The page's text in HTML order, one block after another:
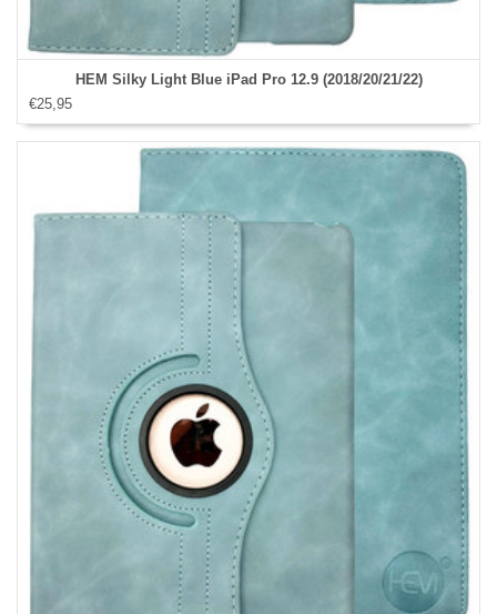
HEM Silky Light Blue iPad Pro 12.9 (2018/20/21/22)
€25,95